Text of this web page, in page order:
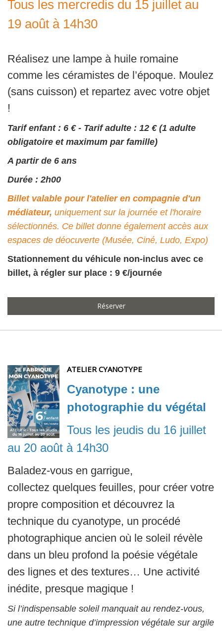
Tous les mercredis du 15 juillet au
19 août à 14h30
Réalisez une lampe à huile romaine
comme les céramistes de l’époque. Moulez
(sans cuisson) et repartez avec votre objet
!
Tarif enfant : 6 € - Tarif adulte : 12 € (1 adulte
obligatoire et maximum par famille)
A partir de 6 ans
Durée : 2h00
Billet valable pour l'atelier en compagnie d'un
médiateur, uniquement sur la journée et l'horaire
sélectionnés. Ce billet donne également accès aux
espaces de déocuverte (Musée, Ciné, Ludo, Expo)
Stationnement du véhicule non-inclus avec ce
billet, à régler sur place : 9 €/journée
Réserver
ATELIER CYANOTYPE
Cyanotype : une
photographie du végétal
Tous les jeudis du 16 juillet
au 20 août à 14h30
Baladez-vous en garrigue,
collectez quelques feuilles, pour créer votre
propre composition et découvrez la
technique du cyanotype, un procédé
photographique ancien où le soleil révèle
dans un bleu profond la poésie végétale
des lignes et des textures… Une activité
inédite, presque magique !
Si l’indispensable soleil manquait au rendez-vous,
une autre technique d’impression végétale sur argile